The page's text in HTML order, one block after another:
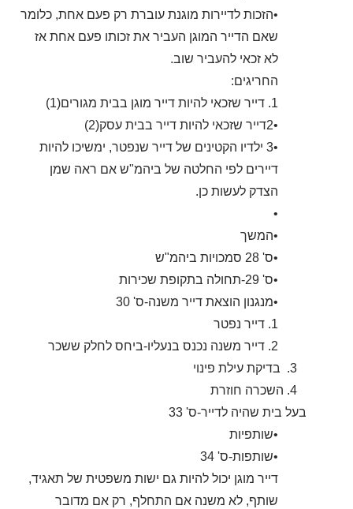
•הזכות לדיירות מוגנת עוברת רק פעם אחת, כלומר
שאם הדייר המוגן העביר את זכותו פעם אחת אז
לא זכאי להעביר שוב.
החריגים:
1. דייר שזכאי להיות דייר מוגן בבית מגורים(1)
•2דייר שזכאי להיות דייר בבית עסק(2)
•3 ילדיו הקטינים של דייר שנפטר, ימשיכו להיות
דיירים לפי החלטה של ביהמ"ש אם ראה שמן
הצדק לעשות כן.
•
•המשך
•ס' 28 סמכויות ביהמ"ש
•ס' 29-תחולה בתקופת שכירות
•מנגנון הוצאת דייר משנה-ס' 30
1. דייר נפטר
2. דייר משנה נכנס בנעליו-ביחס לחלק ששכר
בעל בית שהיה לדייר-ס' 33
•שותפיות
•שותפות-ס' 34
דייר מוגן יכול להיות גם ישות משפטית של תאגיד,
שותף, לא משנה אם התחלף, רק אם מדובר